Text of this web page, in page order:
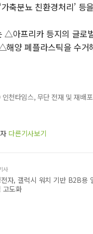
축분뇨 친환경처리’ 등
△아프리카 등지의 글로
양 폐플라스틱을 수거
천타임스, 무단 전재 및 재배
다른기사보기
사
자, 갤럭시 워치 기반 B2B용
고도화